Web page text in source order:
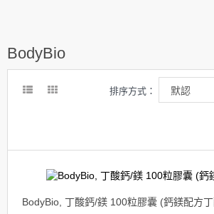
BodyBio
排序方式：
BodyBio, 丁酸鈣/鎂 100粒膠囊 (鈣鎂配方